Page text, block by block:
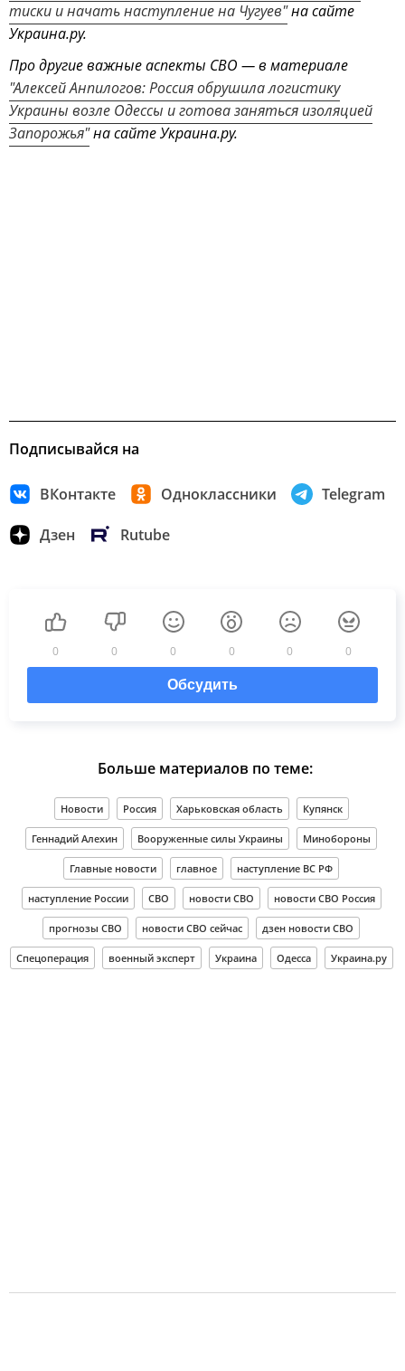
тиски и начать наступление на Чугуев"на сайте
Украина.ру.
Про другие важные аспекты СВО — в материале
"Алексей Анпилогов: Россия обрушила логистику
Украины возле Одессы и готова заняться изоляцией
Запорожья"на сайте Украина.ру.
Подписывайся на
ВКонтакте Одноклассники Telegram
Дзен Rutube
0 0 0 0 0 0
Обсудить
Больше материалов по теме:
Новости Россия Харьковская область Купянск
Геннадий Алехин Вооруженные силы Украины Минобороны
Главные новости главное наступление ВС РФ
наступление России СВО новости СВО новости СВО Россия
прогнозы СВО новости СВО сейчас дзен новости СВО
Спецоперация военный эксперт Украина Одесса Украина.ру